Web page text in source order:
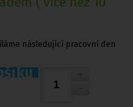
následující pracovní den